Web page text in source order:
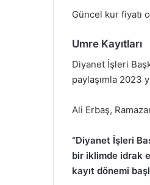
Güncel kur fiyatı
Umre Kayıtları
Diyanet İşleri
paylaşımla 2023
Ali Erbaş,
“Diyanet İşleri
bir iklimde idrak
kayıt dönemi